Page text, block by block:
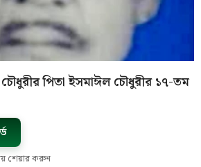
পিতা ইসমাঈল চৌধুরীর ১৭-তম
শেয়ার করুন